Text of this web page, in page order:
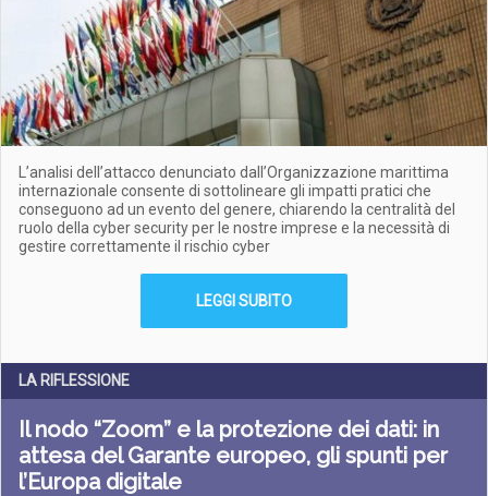
L’analisi dell’attacco denunciato dall’Organizzazione marittima
internazionale consente di sottolineare gli impatti pratici che
conseguono ad un evento del genere, chiarendo la centralità del
ruolo della cyber security per le nostre imprese e la necessità di
gestire correttamente il rischio cyber
LEGGI SUBITO
LA RIFLESSIONE
Il nodo “Zoom” e la protezione dei dati: in
attesa del Garante europeo, gli spunti per
l’Europa digitale